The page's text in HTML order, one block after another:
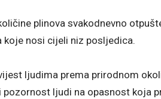
plinova svakodnevno
nosi cijeli niz posljedica.
ljudima prema prirodnom
ljudi na opasnost koja